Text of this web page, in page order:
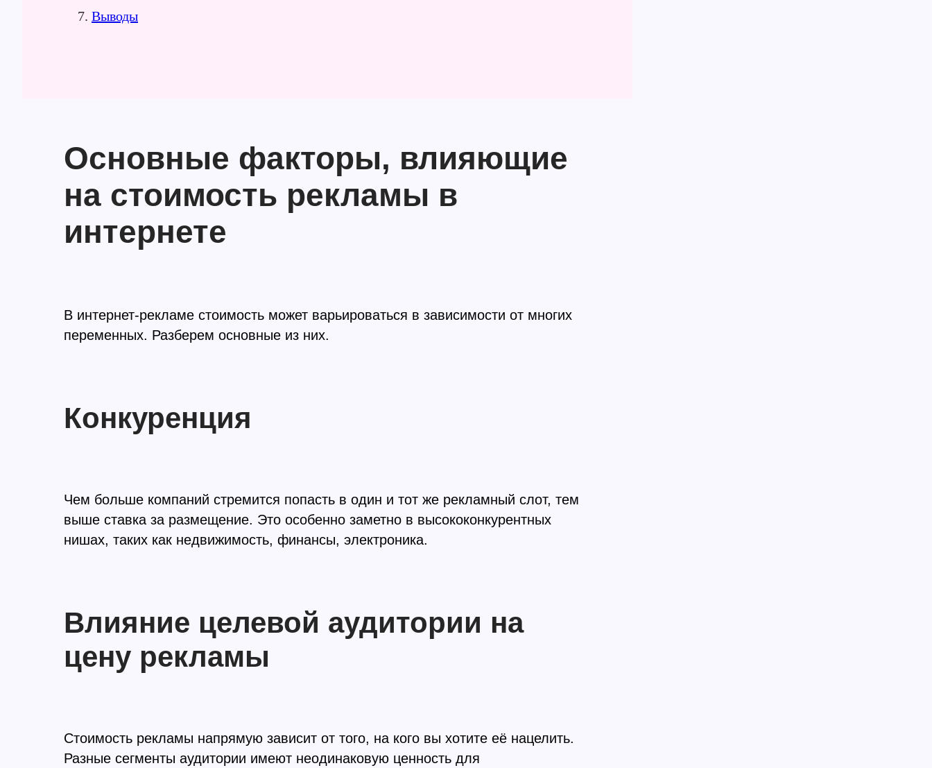
Выводы
Основные факторы, влияющие
на стоимость рекламы в
интернете
В интернет-рекламе стоимость может варьироваться в зависимости от многих
переменных. Разберем основные из них.
Конкуренция
Чем больше компаний стремится попасть в один и тот же рекламный слот, тем
выше ставка за размещение. Это особенно заметно в высококонкурентных
нишах, таких как недвижимость, финансы, электроника.
Влияние целевой аудитории на
цену рекламы
Стоимость рекламы напрямую зависит от того, на кого вы хотите её нацелить.
Разные сегменты аудитории имеют неодинаковую ценность для